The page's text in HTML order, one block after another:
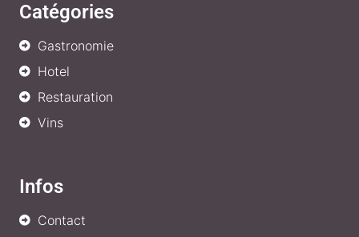
Catégories
Gastronomie
Hotel
Restauration
Vins
Infos
Contact